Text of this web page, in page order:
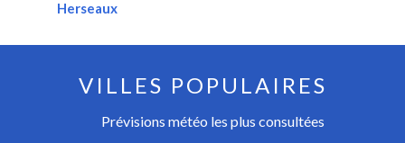
Herseaux
VILLES POPULAIRES
Prévisions météo les plus consultées